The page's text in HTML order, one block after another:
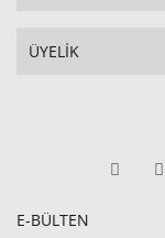
ÜYELİK
E-BÜLTEN